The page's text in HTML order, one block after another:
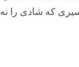
که شادی را نه